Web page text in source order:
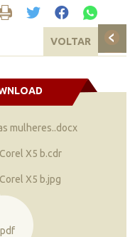
VOLTAR
mulheres..docx
X5 b.cdr
X5 b.jpg